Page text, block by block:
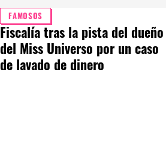
FAMOSOS
Fiscalía tras la pista del dueño
del Miss Universo por un caso
de lavado de dinero